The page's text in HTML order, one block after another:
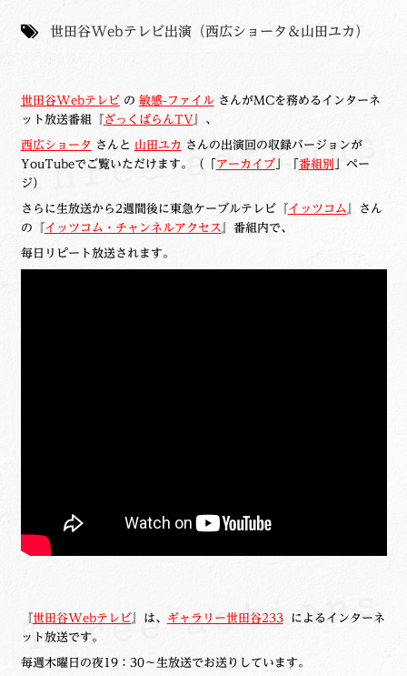
世田谷Webテレビ出演（西広ショータ＆山田ユカ）
世田谷Webテレビの 敏感-ファイルさんがMCを務めるインターネ
ット放送番組『ざっくばらんTV』、
西広ショータ さんと 山田ユカ さんの出演回の収録バージョンが
YouTubeでご覧いただけます。（「アーカイブ」「番組別
」ペー
ジ）
さらに生放送から2週間後に東急ケーブルテレビ『イッツコム 』さん
の『イッツコム・チャンネルアクセス 』番組内で、
毎日リピート放送されます。
『世田谷Webテレビ』は、 ギャラリー世田谷233によるインターネ
ット放送です。
毎週木曜日の夜19：30～生放送でお送りしています。